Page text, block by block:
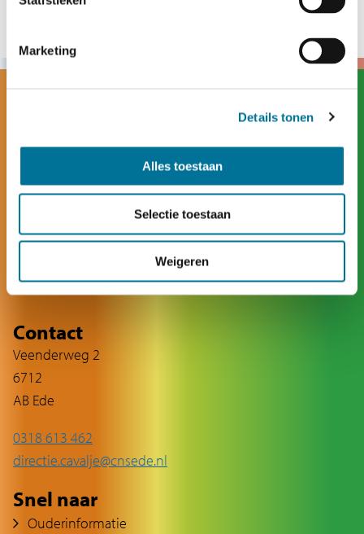
Marketing
Details tonen
Alles toestaan
Selectie toestaan
Weigeren
Contact
Veenderweg 2
6712
AB Ede
0318 613 462
directie.cavalje@cnsede.nl
Snel naar
Ouderinformatie